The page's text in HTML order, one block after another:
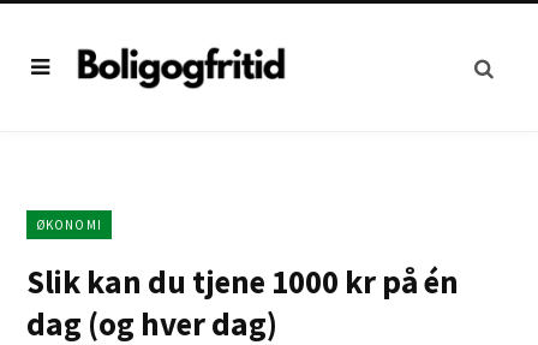
ØKONOMI
Slik kan du tjene 1000 kr på én
dag (og hver dag)